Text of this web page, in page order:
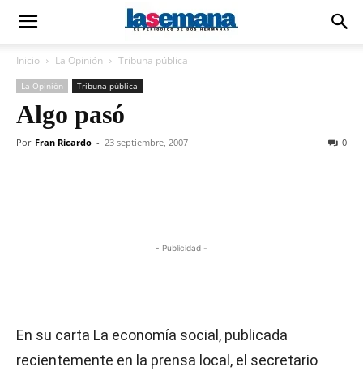
Inicio La Opinión Tribuna pública
La Opinión Tribuna pública
Algo pasó
Por Fran Ricardo - 23 septiembre, 2007 0
- Publicidad -
En su carta La economía social, publicada
recientemente en la prensa local, el secretario